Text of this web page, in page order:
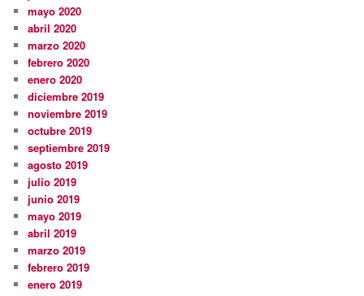
mayo 2020
abril 2020
marzo 2020
febrero 2020
enero 2020
diciembre 2019
noviembre 2019
octubre 2019
septiembre 2019
agosto 2019
julio 2019
junio 2019
mayo 2019
abril 2019
marzo 2019
febrero 2019
enero 2019